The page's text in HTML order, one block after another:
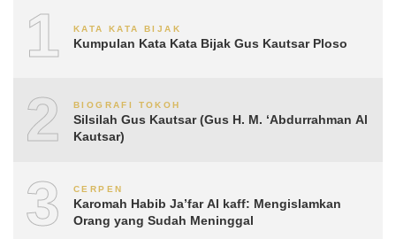
1 KATA KATA BIJAK
Kumpulan Kata Kata Bijak Gus Kautsar Ploso
2 BIOGRAFI TOKOH
Silsilah Gus Kautsar (Gus H. M. ‘Abdurrahman Al
Kautsar)
3 CERPEN
Karomah Habib Ja’far Al kaff: Mengislamkan
Orang yang Sudah Meninggal